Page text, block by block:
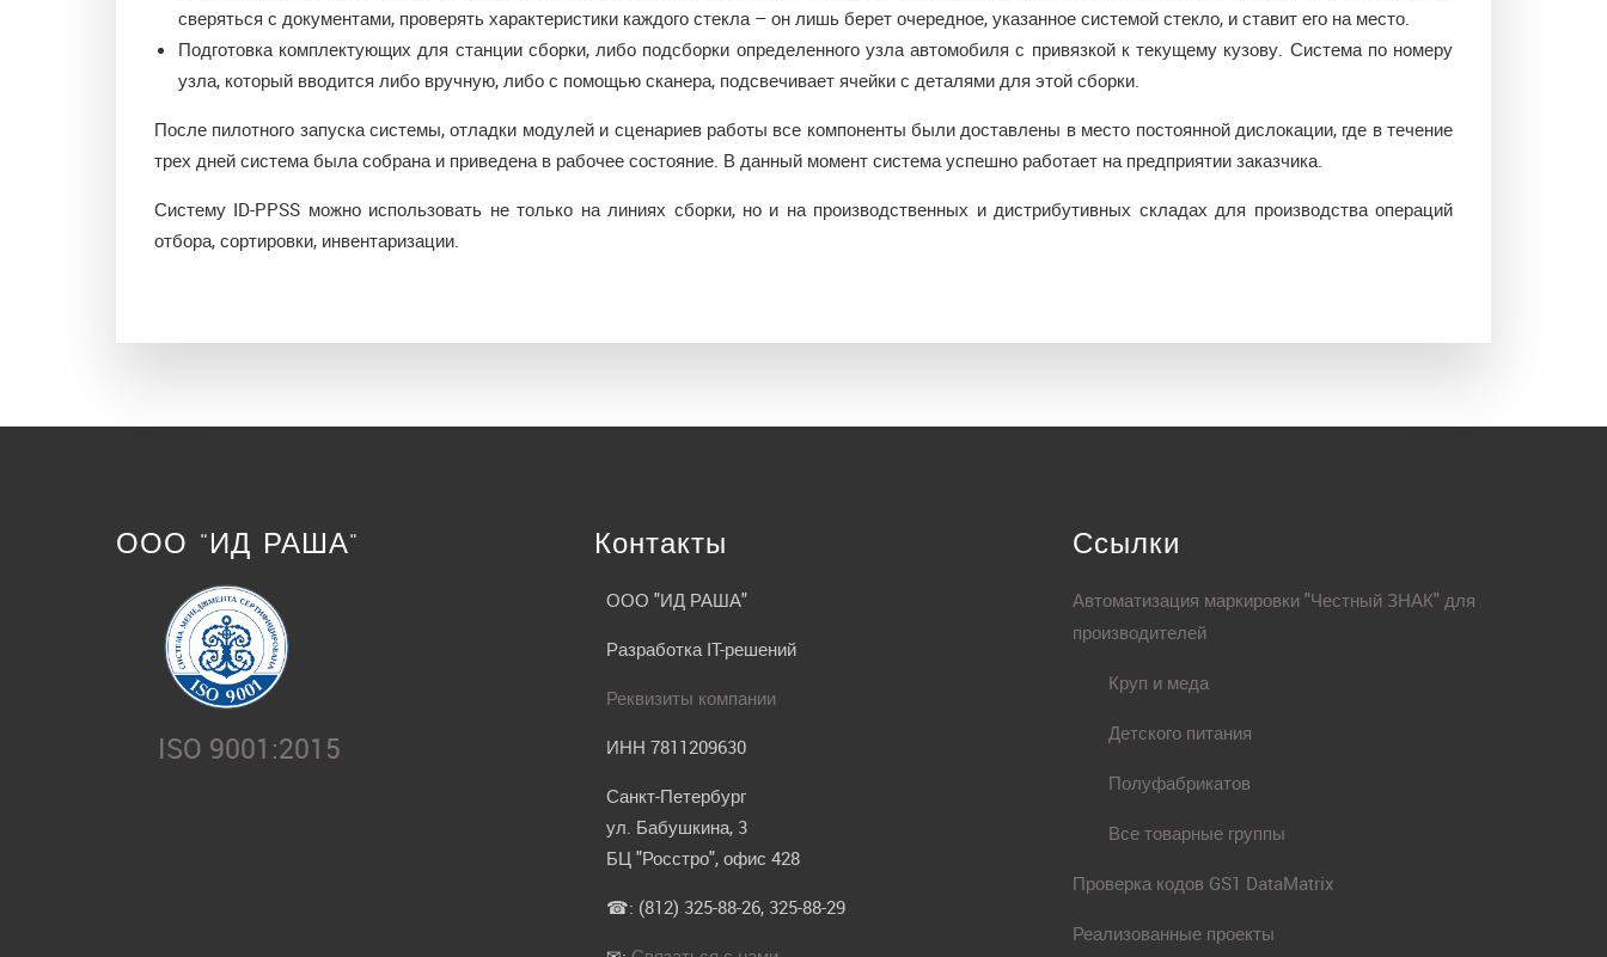
сверяться с документами, проверять характеристики каждого стекла – он лишь берет очередное, указанное системой стекло, и ставит его на место.
Подготовка комплектующих для станции сборки, либо подсборки определенного узла автомобиля с привязкой к текущему кузову. Система по номеру
узла, который вводится либо вручную, либо с помощью сканера, подсвечивает ячейки с деталями для этой сборки.
После пилотного запуска системы, отладки модулей и сценариев работы все компоненты были доставлены в место постоянной дислокации, где в течение
трех дней система была собрана и приведена в рабочее состояние. В данный момент система успешно работает на предприятии заказчика.
Систему ID-PPSS можно использовать не только на линиях сборки, но и на производственных и дистрибутивных складах для производства операций
отбора, сортировки, инвентаризации.
ООО "ИД РАША"
ISO 9001:2015
Контакты
ООО "ИД РАША"
Разработка IT-решений
Реквизиты компании
ИНН 7811209630
Санкт-Петербург
ул. Бабушкина, 3
БЦ "Росстро", офис 428
☎: (812) 325-88-26, 325-88-29
Ссылки
Автоматизация маркировки "Честный ЗНАК" для
производителей
Круп и меда
Детского питания
Полуфабрикатов
Все товарные группы
Проверка кодов GS1 DataMatrix
Реализованные проекты